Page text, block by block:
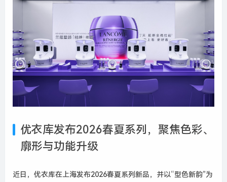
优衣库发布2026春夏系列，聚焦色彩、
廓形与功能升级
近日，优衣库在上海发布2026春夏系列新品，并以“型色新韵”为